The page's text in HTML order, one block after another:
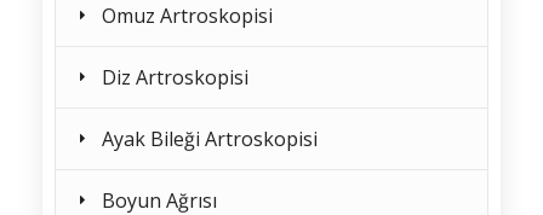
Omuz Artroskopisi
Diz Artroskopisi
Ayak Bileği Artroskopisi
Boyun Ağrısı